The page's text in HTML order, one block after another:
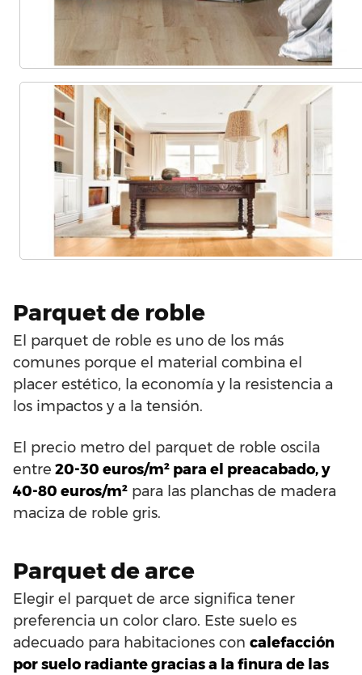
Parquet de roble
El parquet de roble es uno de los más
comunes porque el material combina el
placer estético, la economía y la resistencia a
los impactos y a la tensión.
El precio metro del parquet de roble oscila
entre 20-30 euros/m² para el preacabado, y
40-80 euros/m² para las planchas de madera
maciza de roble gris.
Parquet de arce
Elegir el parquet de arce significa tener
preferencia un color claro. Este suelo es
adecuado para habitaciones con calefacción
por suelo radiante gracias a la finura de las